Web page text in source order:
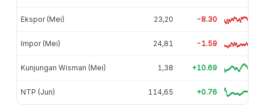
Ekspor (Mei) 23,20 -8.30
Impor (Mei) 24,81 -1.59
Kunjungan Wisman (Mei) 1,38 +10.69
NTP (Jun) 114,65 +0.76